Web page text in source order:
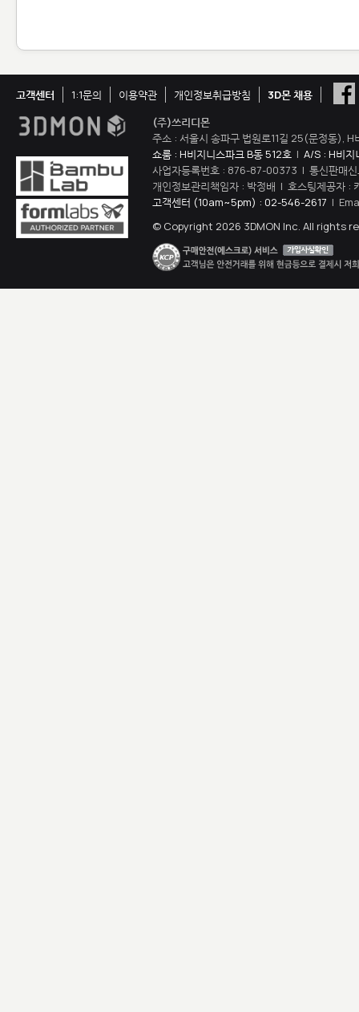
고객센터 1:1문의 이용약관 개인정보취급방침
3D몬 채용
(주)쓰리디몬
주소 : 서울시 송파구 법원로11길 25(문정동),
쇼룸 : H비지니스파크 B동 512호 | A/S : H비지
사업자등록번호 : 876-87-00373 | 통신판매
개인정보관리책임자 : 박정배 | 호스팅제공자 :
고객센터 (10am~5pm) : 02-546-2617 |
© Copyright 2026 3DMON Inc. All rights